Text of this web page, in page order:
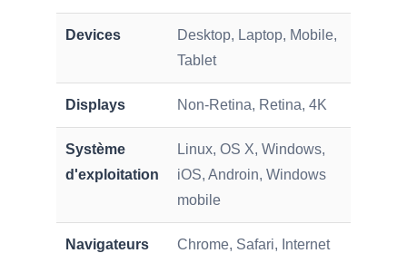
Devices
Desktop, Laptop, Mobile,
Tablet
Displays Non-Retina, Retina, 4K
Système
d'exploitation
Linux, OS X, Windows,
iOS, Androin, Windows
mobile
Navigateurs
Chrome, Safari, Internet